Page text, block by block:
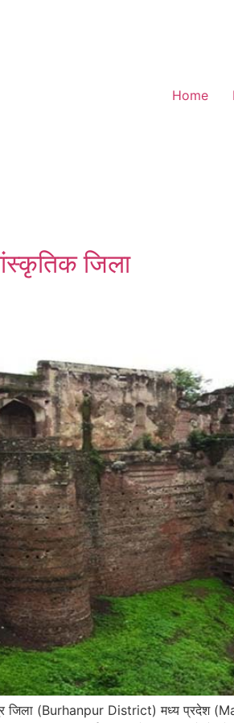
Home
जिला
जिला (Burhanpur District) मध्य प्रदेश